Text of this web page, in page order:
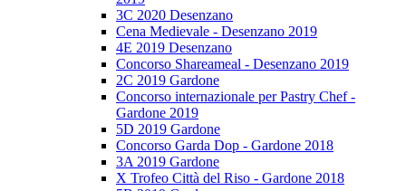
3C 2020 Desenzano
Cena Medievale - Desenzano 2019
4E 2019 Desenzano
Concorso Shareameal - Desenzano 2019
2C 2019 Gardone
Concorso internazionale per Pastry Chef -
Gardone 2019
5D 2019 Gardone
Concorso Garda Dop - Gardone 2018
3A 2019 Gardone
X Trofeo Città del Riso - Gardone 2018